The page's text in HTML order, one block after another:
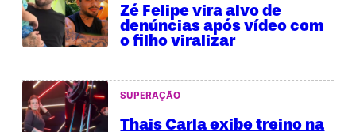
Zé Felipe vira alvo de
denúncias após vídeo com
o filho viralizar
SUPERAÇÃO
Thais Carla exibe treino na